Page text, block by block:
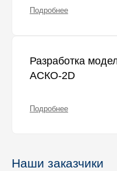
Подробнее
Разработка
АСКО-2D
Подробнее
Наши заказчики